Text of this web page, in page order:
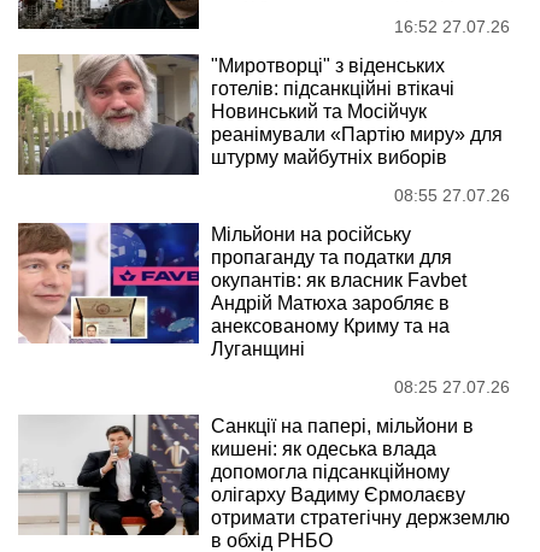
16:52 27.07.26
"Миротворці" з віденських
готелів: підсанкційні втікачі
Новинський та Мосійчук
реанімували «Партію миру» для
штурму майбутніх виборів
08:55 27.07.26
Мільйони на російську
пропаганду та податки для
окупантів: як власник Favbet
Андрій Матюха заробляє в
анексованому Криму та на
Луганщині
08:25 27.07.26
Санкції на папері, мільйони в
кишені: як одеська влада
допомогла підсанкційному
олігарху Вадиму Єрмолаєву
отримати стратегічну держземлю
в обхід РНБО